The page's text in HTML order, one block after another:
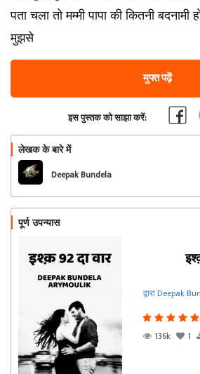
पता चला तो मम्मी पापा की कितनी बदनामी
मुझसे
मुफ्त पढ़ें
इस पुस्तक को साझा करें:
लेखक के बारे में
Deepak Bundela
Arymoulik
पूर्ण उपन्यास
द्वारा Deepak
136k
1